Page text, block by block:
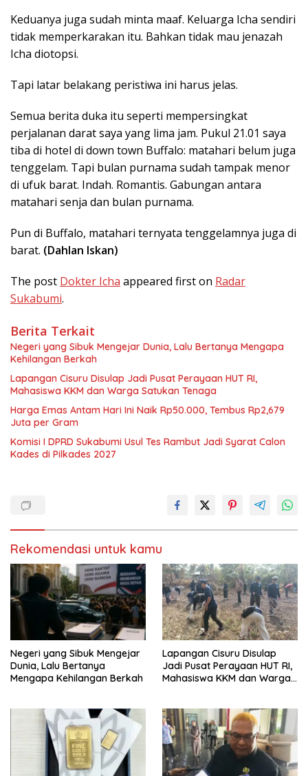
Keduanya juga sudah minta maaf. Keluarga Icha sendiri
tidak memperkarakan itu. Bahkan tidak mau jenazah
Icha diotopsi.
Tapi latar belakang peristiwa ini harus jelas.
Semua berita duka itu seperti mempersingkat
perjalanan darat saya yang lima jam. Pukul 21.01 saya
tiba di hotel di down town Buffalo: matahari belum juga
tenggelam. Tapi bulan purnama sudah tampak menor
di ufuk barat. Indah. Romantis. Gabungan antara
matahari senja dan bulan purnama.
Pun di Buffalo, matahari ternyata tenggelamnya juga di
barat. (Dahlan Iskan)
The post Dokter Icha appeared first on Radar
Sukabumi.
Berita Terkait
Negeri yang Sibuk Mengejar Dunia, Lalu Bertanya Mengapa
Kehilangan Berkah
Lapangan Cisuru Disulap Jadi Pusat Perayaan HUT RI,
Mahasiswa KKM dan Warga Satukan Tenaga
Harga Emas Antam Hari Ini Naik Rp50.000, Tembus Rp2,679
Juta per Gram
Komisi I DPRD Sukabumi Usul Tes Rambut Jadi Syarat Calon
Kades di Pilkades 2027
Rekomendasi untuk kamu
Negeri yang Sibuk Mengejar
Dunia, Lalu Bertanya
Mengapa Kehilangan Berkah
Lapangan Cisuru Disulap
Jadi Pusat Perayaan HUT RI,
Mahasiswa KKM dan Warga